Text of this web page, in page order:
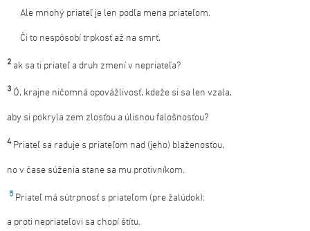
Ale mnohý priateľ je len podľa mena priateľom.
Či to nespôsobí trpkosť až na smrť,
2 ak sa ti priateľ a druh zmení v nepriateľa?
3 Ó, krajne ničomná opovážlivosť, kdeže si sa len vzala,
aby si pokryla zem zlosťou a úlisnou falošnosťou?
4 Priateľ sa raduje s priateľom nad (jeho) blaženosťou,
no v čase súženia stane sa mu protivníkom.
5 Priateľ má sútrpnosť s priateľom (pre žalúdok):
a proti nepriateľovi sa chopí štítu.